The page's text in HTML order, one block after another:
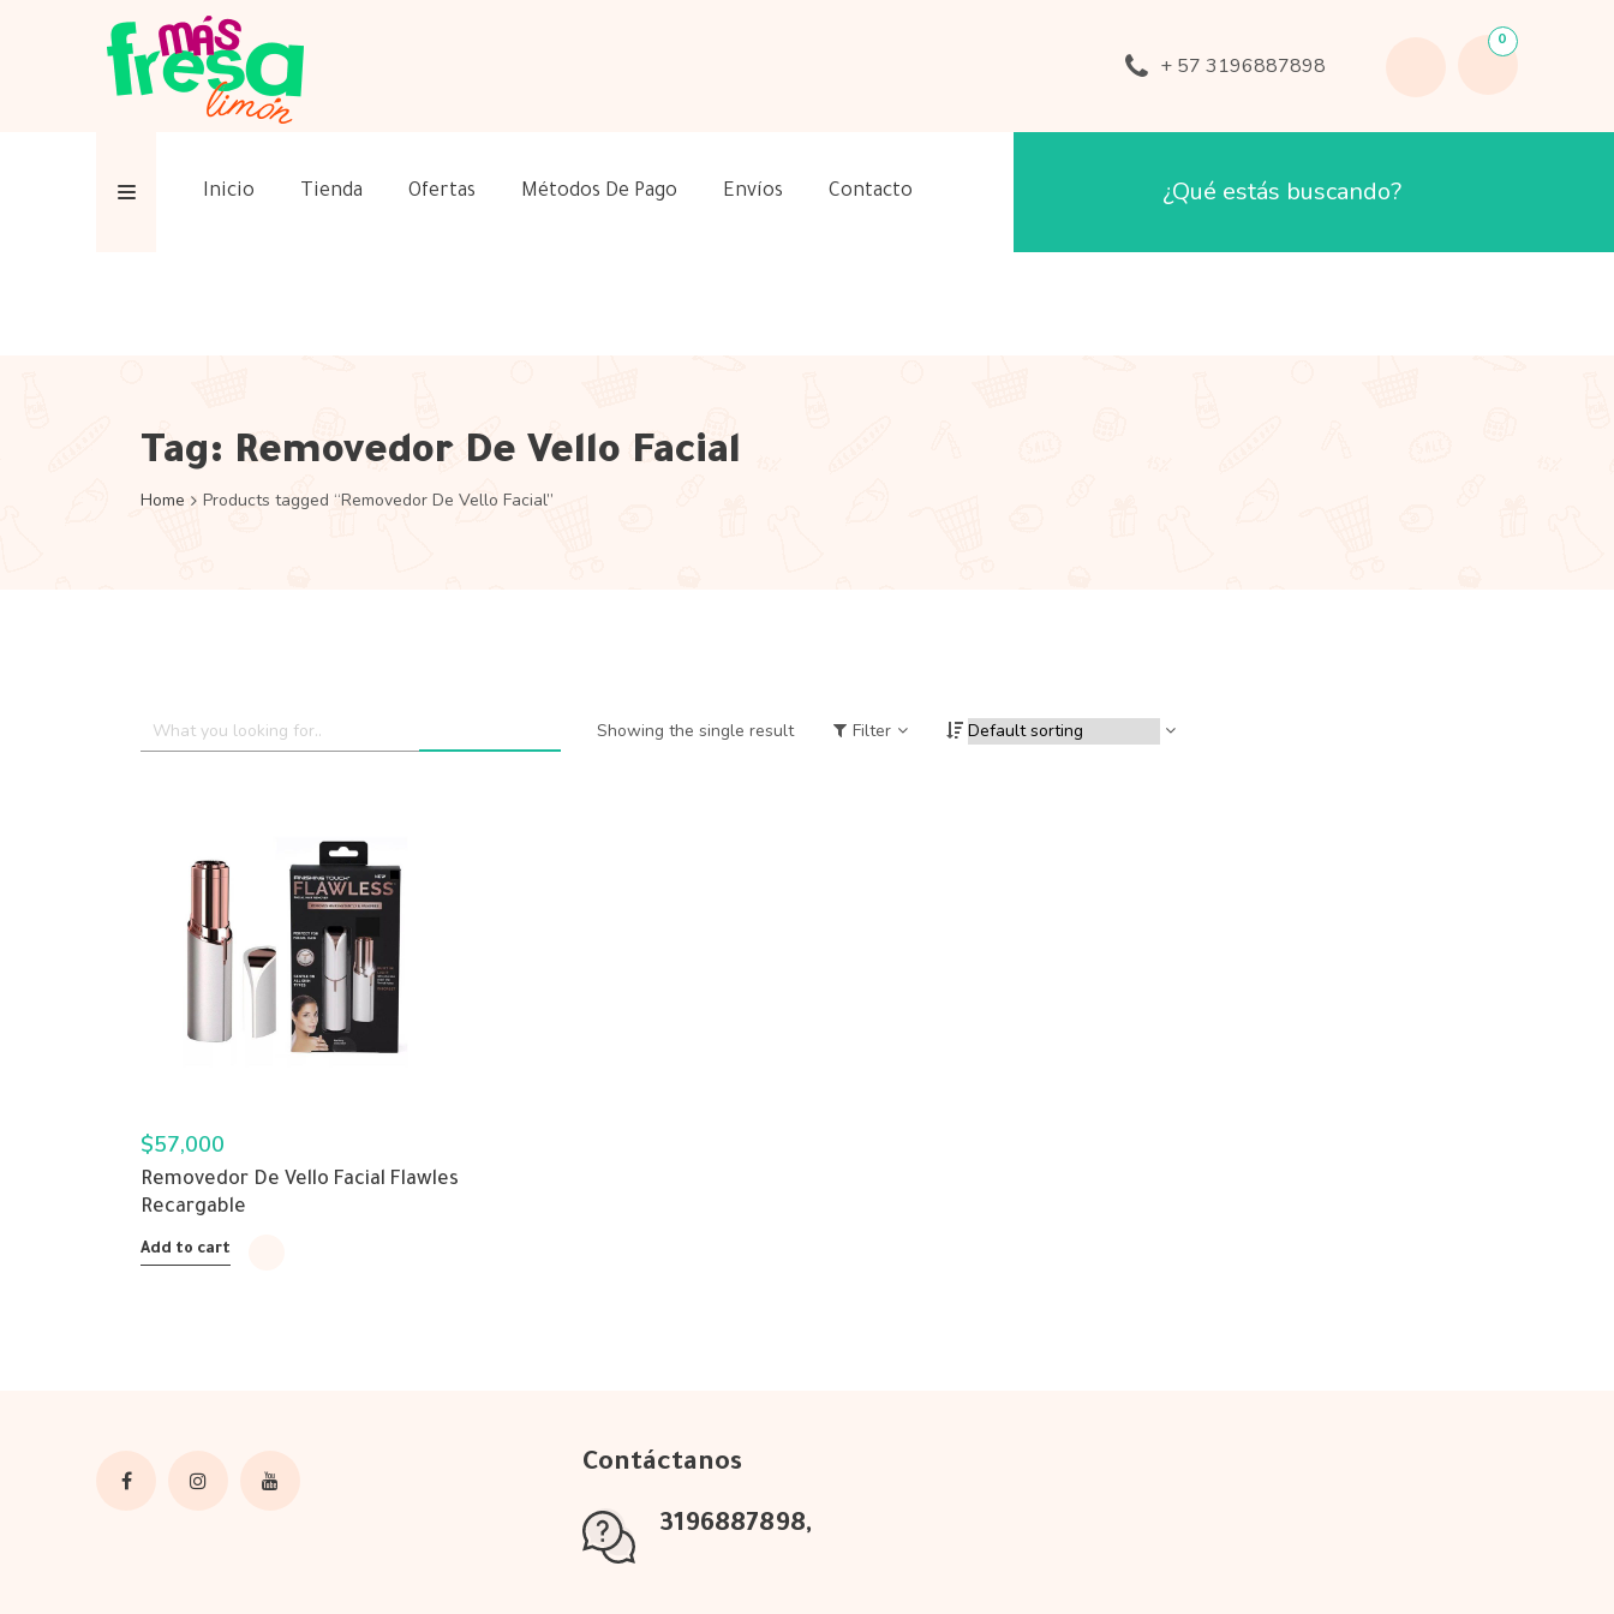
+ 57 3196887898
0
Inicio Tienda Ofertas Métodos De Pago Envíos Contacto
Tag: Removedor De Vello Facial
Home Products tagged “Removedor De Vello Facial”
Showing the single result Filter
$57,000
Removedor De Vello Facial Flawles
Recargable
Add to cart
Contáctanos
3196887898